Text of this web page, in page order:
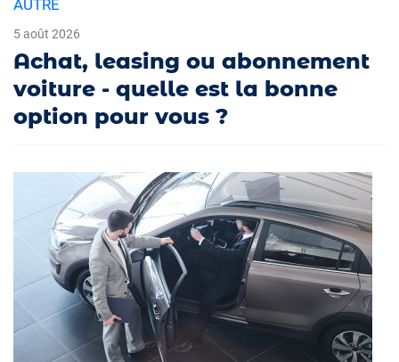
AUTRE
5 août 2026
Achat, leasing ou abonnement
voiture - quelle est la bonne
option pour vous ?